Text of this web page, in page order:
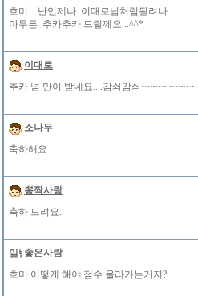
흐미....난언제나 이대로님처럼될려나....
아무튼 추카추카 드릴께요...^^*
이대로
추카 넘 만이 받네요....감솨감솨
소나무
축하해요.
뽕짝사랑
축하 드려요.
좋은사람
흐미 어떻게 해야 점수 올라가는거지?